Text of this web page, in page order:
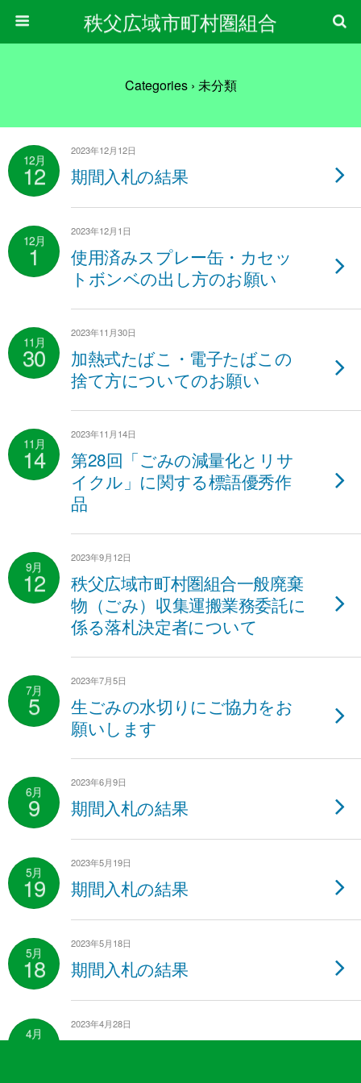
秩父広域市町村圏組合
Categories › 未分類
12月
12
2023年12月12日
期間入札の結果
12月
1
2023年12月1日
使用済みスプレー缶・カセッ
トボンベの出し方のお願い
11月
30
2023年11月30日
加熱式たばこ・電子たばこの
捨て方についてのお願い
11月
14
2023年11月14日
第28回「ごみの減量化とリサ
イクル」に関する標語優秀作
品
9月
12
2023年9月12日
秩父広域市町村圏組合一般廃棄
物（ごみ）収集運搬業務委託に
係る落札決定者について
7月
5
2023年7月5日
生ごみの水切りにご協力をお
願いします
6月
9
2023年6月9日
期間入札の結果
5月
19
2023年5月19日
期間入札の結果
5月
18
2023年5月18日
期間入札の結果
4月
28
2023年4月28日